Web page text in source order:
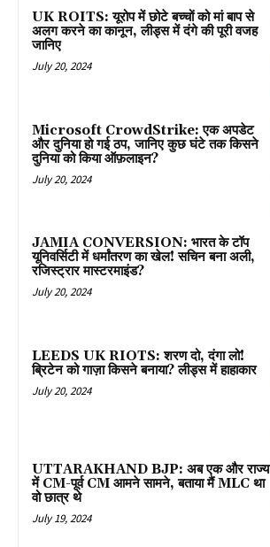
UK ROITS: यूरोप में छोटे बच्चों को मां बाप से
अलग करने का कानून, लीड्स में दंगे की पूरी वजह
जानिए
July 20, 2024
Microsoft CrowdStrike: एक अपडेट
और दुनिया हो गई ठप, जानिए कुछ घंटे तक किसने
दुनिया को किया ऑफ़लाइन?
July 20, 2024
JAMIA CONVERSION: भारत के टॉप
यूनिवर्सिटी में धर्मांतरण का खेल! सचिन बना अली,
रजिस्ट्रार मास्टरमाइंड?
July 20, 2024
LEEDS UK RIOTS: शरण दो, दंगा लो!
ब्रिटेन को गाज़ा किसने बनाया? लीड्स में हाहाकार
July 20, 2024
UTTARAKHAND BJP: अब एक और राज्य
में CM-पूर्व CM आमने सामने, बताया मैं MLC था
वो छात्र थे
July 19, 2024